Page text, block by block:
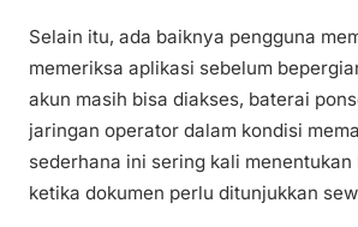
Selain itu, ada baiknya pengguna
memeriksa aplikasi sebelum
akun masih bisa diakses, baterai
jaringan operator dalam kondisi
sederhana ini sering kali
ketika dokumen perlu ditunjukkan